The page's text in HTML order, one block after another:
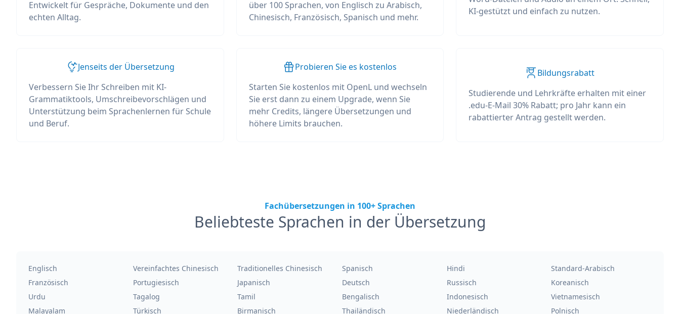
Entwickelt für Gespräche, Dokumente und den
echten Alltag.
über 100 Sprachen, von Englisch zu Arabisch,
Chinesisch, Französisch, Spanisch und mehr.
KI-gestützt und einfach zu nutzen.
Jenseits der Übersetzung
Verbessern Sie Ihr Schreiben mit KI-
Grammatiktools, Umschreibevorschlägen und
Unterstützung beim Sprachenlernen für Schule
und Beruf.
Probieren Sie es kostenlos
Starten Sie kostenlos mit OpenL und wechseln
Sie erst dann zu einem Upgrade, wenn Sie
mehr Credits, längere Übersetzungen und
höhere Limits brauchen.
Bildungsrabatt
Studierende und Lehrkräfte erhalten mit einer
.edu-E-Mail 30% Rabatt; pro Jahr kann ein
rabattierter Antrag gestellt werden.
Fachübersetzungen in 100+ Sprachen
Beliebteste Sprachen in der Übersetzung
Englisch Vereinfachtes Chinesisch Traditionelles Chinesisch Spanisch Hindi
Standard-Arabisch
Französisch
Portugiesisch Japanisch Deutsch Russisch
Koreanisch
Urdu
Tagalog Tamil Bengalisch Indonesisch
Vietnamesisch
Malayalam
Türkisch Birmanisch Thailändisch Niederländisch Polnisch